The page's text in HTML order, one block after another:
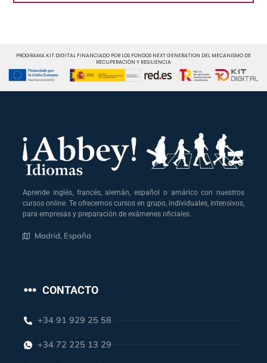
PROGRAMA KIT DIGITAL FINANCIADO POR LOS FONDOS NEXT GENERATION DEL MECANISMO DE
RECUPERACIÓN Y RESILIENCIA
Aprende inglés, francés, alemán, español o amárico con nuestros
cursos online. Te ofrecemos cursos en grupo, individuales, intensivos,
para empresas y preparación de exámenes oficiales.
Madrid, España
CONTACTO
+34 91 929 25 58
+34 72 225 13 29